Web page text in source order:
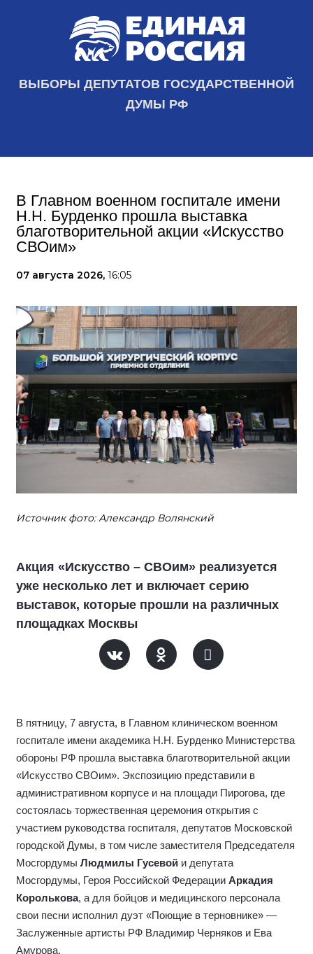
ВЫБОРЫ ДЕПУТАТОВ ГОСУДАРСТВЕННОЙ
ДУМЫ РФ
В Главном военном госпитале имени
Н.Н. Бурденко прошла выставка
благотворительной акции «Искусство
СВОим»
07 августа 2026, 16:05
Источник фото: Александр Волянский
Акция «Искусство – СВОим» реализуется
уже несколько лет и включает серию
выставок, которые прошли на различных
площадках Москвы
В пятницу, 7 августа, в Главном клиническом военном
госпитале имени академика Н.Н. Бурденко Министерства
обороны РФ прошла выставка благотворительной акции
«Искусство СВОим». Экспозицию представили в
административном корпусе и на площади Пирогова, где
состоялась торжественная церемония открытия с
участием руководства госпиталя, депутатов Московской
городской Думы, в том числе заместителя Председателя
Мосгордумы Людмилы Гусевой и депутата
Мосгордумы, Героя Российской Федерации Аркадия
Королькова, а для бойцов и медицинского персонала
свои песни исполнил дуэт «Поющие в терновнике» —
Заслуженные артисты РФ Владимир Черняков и Ева
Амурова.